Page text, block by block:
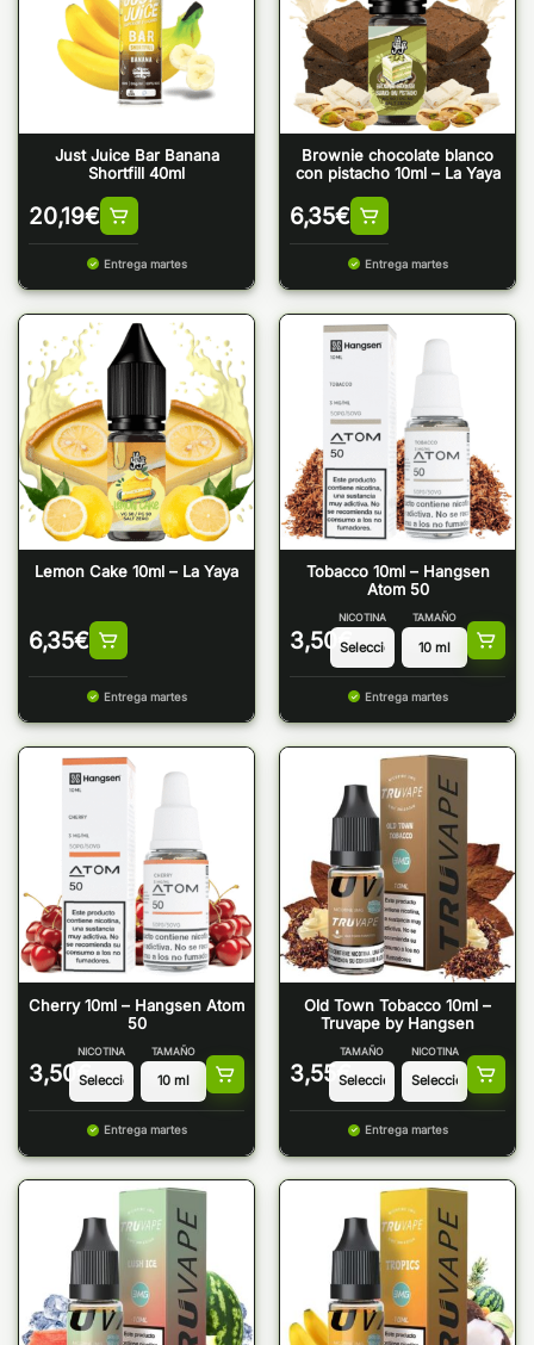
Just Juice Bar Banana
Shortfill 40ml
20,19€
Entrega martes
Brownie chocolate blanco
con pistacho 10ml – La Yaya
6,35€
Entrega martes
Lemon Cake 10ml – La Yaya
6,35€
Entrega martes
Tobacco 10ml – Hangsen
Atom 50
3,50 €
NICOTINA TAMAÑO
Entrega martes
Cherry 10ml – Hangsen Atom
50
3,50 €
NICOTINA TAMAÑO
Entrega martes
Old Town Tobacco 10ml –
Truvape by Hangsen
3,55 €
TAMAÑO NICOTINA
Entrega martes